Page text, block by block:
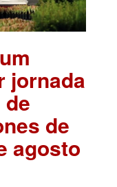
jornada
de
agosto